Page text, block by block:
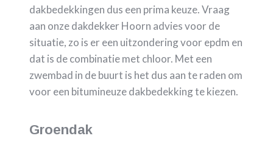
dakbedekkingen dus een prima keuze. Vraag
aan onze dakdekker Hoorn advies voor de
situatie, zo is er een uitzondering voor epdm en
dat is de combinatie met chloor. Met een
zwembad in de buurt is het dus aan te raden om
voor een bitumineuze dakbedekking te kiezen.
Groendak